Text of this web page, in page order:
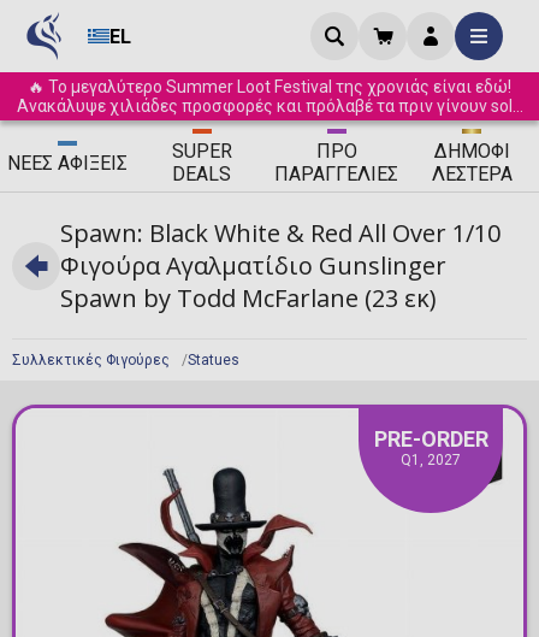
EL
🔥 Το μεγαλύτερο Summer Loot Festival της χρονιάς είναι εδώ!
Ανακάλυψε χιλιάδες προσφορές και πρόλαβέ τα πριν γίνουν sold
out! ☀️
ΝΈΕΣ ΑΦΊΞΕΙΣ
SUPER
DEALS
ΠΡΟ
ΠΑΡΑΓΓΕΛΊΕΣ
ΔΗΜΟΦΙ
ΛΈΣΤΕΡΑ
Συλλεκτικές Φιγούρες Statues
Spawn: Black White & Red All Over 1/10
Φιγούρα Αγαλματίδιο Gunslinger
Spawn by Todd McFarlane (23 εκ)
PRE-ORDER
Q1, 2027